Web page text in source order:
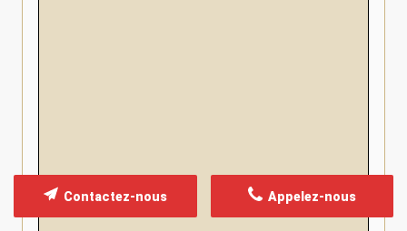
Appelez-nous
Contactez-nous